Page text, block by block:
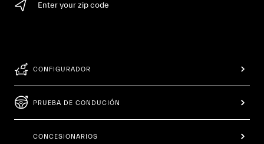
Enter your zip code
CONFIGURADOR
PRUEBA DE CONDUCIÓN
CONCESIONARIOS